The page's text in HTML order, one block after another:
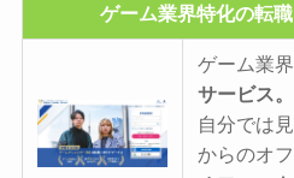
ゲーム業界特化の転
ゲーム業
サービス。
自分では
からのオ